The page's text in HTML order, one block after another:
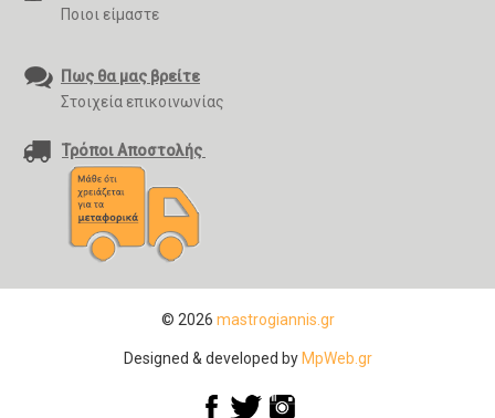
Ποιοι είμαστε
Πως θα μας βρείτε
Στοιχεία επικοινωνίας
Τρόποι Αποστολής
© 2026 mastrogiannis.gr
Designed & developed by MpWeb.gr